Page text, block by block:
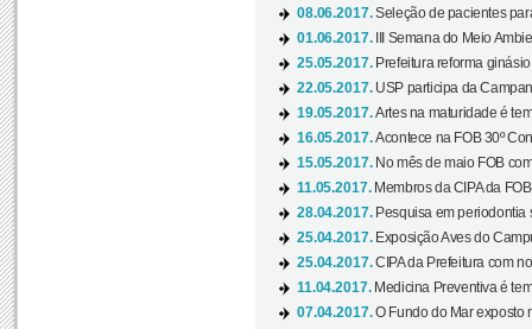
08.06.2017.Seleção de pacientes
01.06.2017.
III Semana do Meio
25.05.2017. Prefeitura reforma
22.05.2017. USP participa da
19.05.2017.Artes na maturidade é
16.05.2017.Acontece na FOB 30º
15.05.2017. No mês de maio FOB
11.05.2017. Membros da CIPA da
28.04.2017. Pesquisa em periodontia
25.04.2017. Exposição Aves do
25.04.2017.CIPA da Prefeitura com
11.04.2017. Medicina Preventiva é
07.04.2017.O Fundo do Mar exposto